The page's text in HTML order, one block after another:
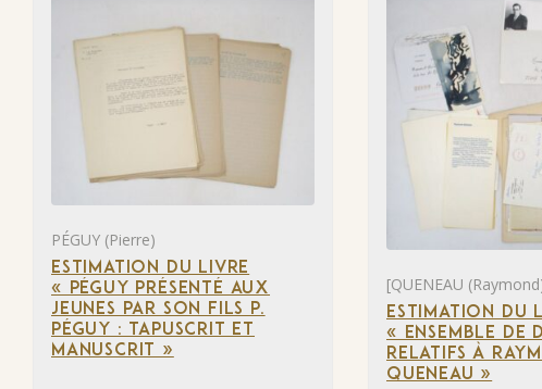
PÉGUY (Pierre)
ESTIMATION DU LIVRE
« PÉGUY PRÉSENTÉ AUX
JEUNES PAR SON FILS P.
PÉGUY : TAPUSCRIT ET
MANUSCRIT »
[QUENEAU
ESTIMATION DU
« ENSEMBLE DE
RELATIFS À
QUENEAU »